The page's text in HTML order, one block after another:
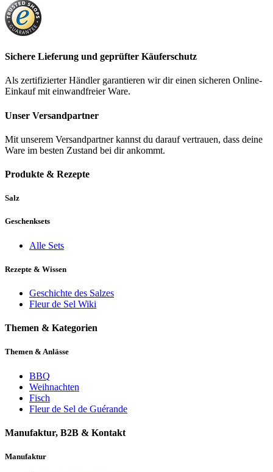
Sichere Lieferung und geprüfter Käuferschutz
Als zertifizierter Händler garantieren wir dir einen sicheren Online-
Einkauf mit einwandfreier Ware.
Unser Versandpartner
Mit unserem Versandpartner kannst du darauf vertrauen, dass deine
Ware im besten Zustand bei dir ankommt.
Produkte & Rezepte
Salz
Geschenksets
Alle Sets
Rezepte & Wissen
Geschichte des Salzes
Fleur de Sel Wiki
Themen & Kategorien
Themen & Anlässe
BBQ
Weihnachten
Fisch
Fleur de Sel de Guérande
Manufaktur, B2B & Kontakt
Manufaktur